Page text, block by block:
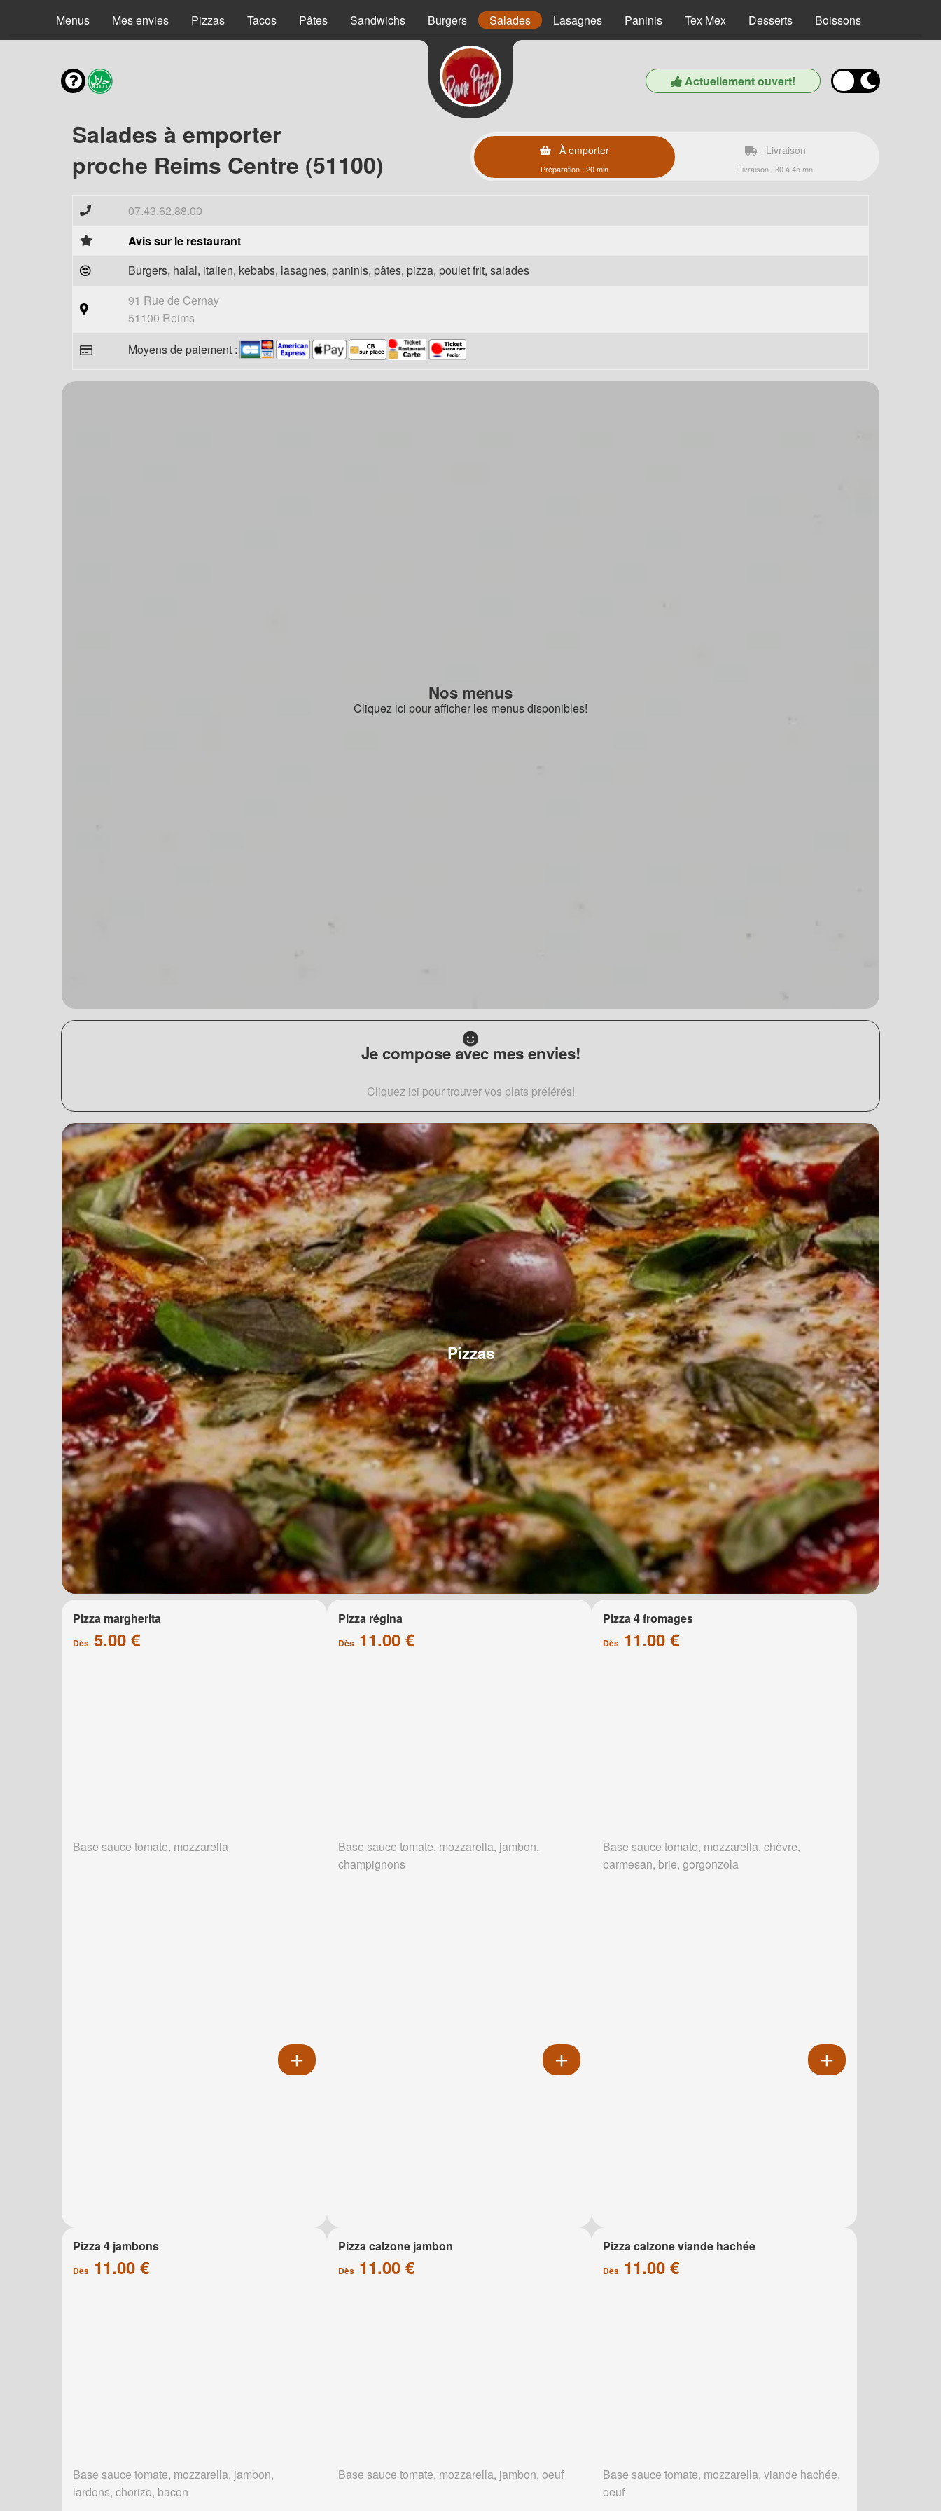
Menus Mes envies Pizzas Tacos Pâtes Sandwichs Burgers Salades Lasagnes Paninis Tex Mex Desserts Boissons
Actuellement ouvert!
Salades à emporter
proche Reims Centre (51100)
À emporter
Préparation : 20 min
Livraison
Livraison : 30 à 45 mn
07.43.62.88.00
Avis sur le restaurant
Burgers, halal, italien, kebabs, lasagnes, paninis, pâtes, pizza, poulet frit, salades
91 Rue de Cernay
51100 Reims
Moyens de paiement :
Nos menus
Cliquez ici pour afficher les menus disponibles!
Je compose avec mes envies!
Cliquez ici pour trouver vos plats préférés!
Pizzas
Pizza margherita
Dès 5.00 €
Base sauce tomate, mozzarella
Pizza régina
Dès11.00 €
Base sauce tomate, mozzarella, jambon,
champignons
Pizza 4 fromages
Dès 11.00 €
Base sauce tomate, mozzarella, chèvre,
parmesan, brie, gorgonzola
Pizza 4 jambons
Dès 11.00 €
Base sauce tomate, mozzarella, jambon,
lardons, chorizo, bacon
Pizza calzone jambon
Dès11.00 €
Base sauce tomate, mozzarella, jambon, oeuf
Pizza calzone viande hachée
Dès 11.00 €
Base sauce tomate, mozzarella, viande hachée,
oeuf